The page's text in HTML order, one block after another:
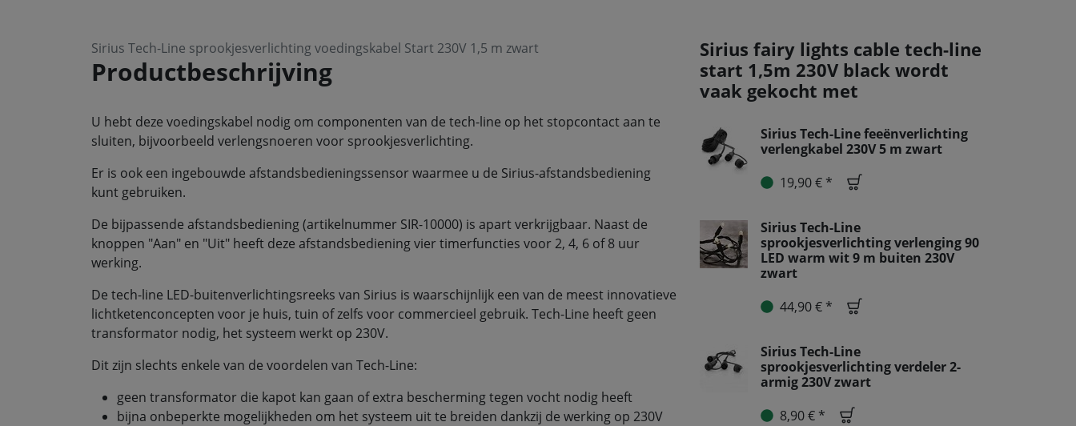
Sirius Tech-Line sprookjesverlichting voedingskabel Start 230V 1,5 m zwart
Productbeschrijving
U hebt deze voedingskabel nodig om componenten van de tech-line op het stopcontact aan te
sluiten, bijvoorbeeld verlengsnoeren voor sprookjesverlichting.
Er is ook een ingebouwde afstandsbedieningssensor waarmee u de Sirius-afstandsbediening
kunt gebruiken.
De bijpassende afstandsbediening (artikelnummer SIR-10000) is apart verkrijgbaar. Naast de
knoppen "Aan" en "Uit" heeft deze afstandsbediening vier timerfuncties voor 2, 4, 6 of 8 uur
werking.
De tech-line LED-buitenverlichtingsreeks van Sirius is waarschijnlijk een van de meest innovatieve
lichtketenconcepten voor je huis, tuin of zelfs voor commercieel gebruik. Tech-Line heeft geen
transformator nodig, het systeem werkt op 230V.
Dit zijn slechts enkele van de voordelen van Tech-Line:
geen transformator die kapot kan gaan of extra bescherming tegen vocht nodig heeft
bijna onbeperkte mogelijkheden om het systeem uit te breiden dankzij de werking op 230V
Sirius fairy lights cable tech-line
start 1,5m 230V black wordt
vaak gekocht met
Sirius Tech-Line feeënverlichting
verlengkabel 230V 5 m zwart
19,90 € *
Sirius Tech-Line
sprookjesverlichting verlenging 90
LED warm wit 9 m buiten 230V
zwart
44,90 € *
Sirius Tech-Line
sprookjesverlichting verdeler 2-
armig 230V zwart
8,90 € *